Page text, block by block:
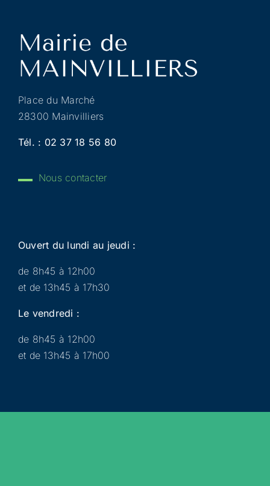
Place du Marché
28300 Mainvilliers
Tél. : 02 37 18 56 80
Nous contacter
Ouvert du lundi au jeudi :
de 8h45 à 12h00
et de 13h45 à 17h30
Le vendredi :
de 8h45 à 12h00
et de 13h45 à 17h00